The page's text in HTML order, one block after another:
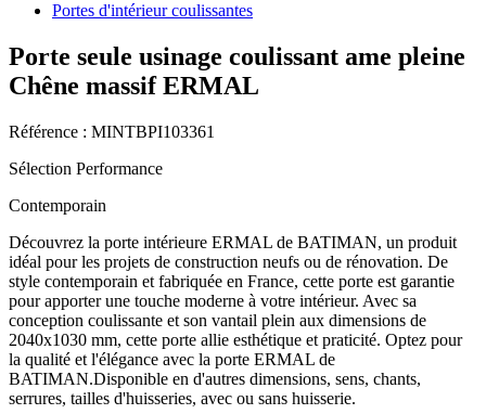
Portes d'intérieur coulissantes
Porte seule usinage coulissant ame pleine
Chêne massif ERMAL
Référence : MINTBPI103361
Sélection Performance
Contemporain
Découvrez la porte intérieure ERMAL de BATIMAN, un produit
idéal pour les projets de construction neufs ou de rénovation. De
style contemporain et fabriquée en France, cette porte est garantie
pour apporter une touche moderne à votre intérieur. Avec sa
conception coulissante et son vantail plein aux dimensions de
2040x1030 mm, cette porte allie esthétique et praticité. Optez pour
la qualité et l'élégance avec la porte ERMAL de
BATIMAN.Disponible en d'autres dimensions, sens, chants,
serrures, tailles d'huisseries, avec ou sans huisserie.